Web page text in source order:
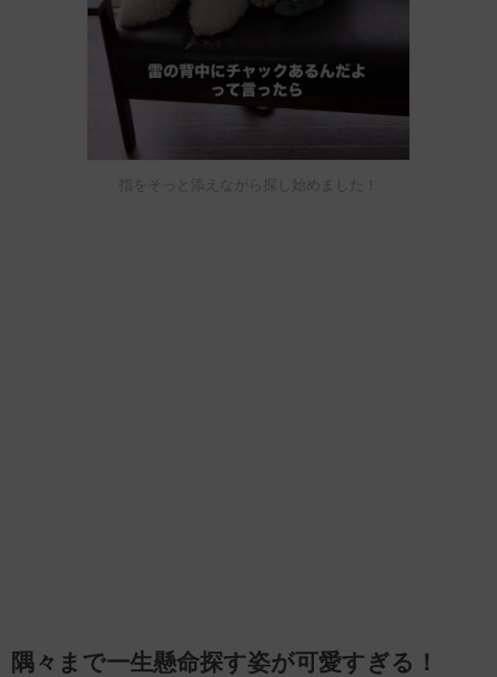
指をそっと添えながら探し始めました！
隅々まで一生懸命探す姿が可愛すぎる！